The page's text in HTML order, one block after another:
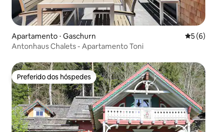
Apartamento ⋅ Gaschurn 5 de
5 (6)
Antonhaus Chalets - Apartamento Toni
Preferido dos hóspedes
Preferido dos hóspedes